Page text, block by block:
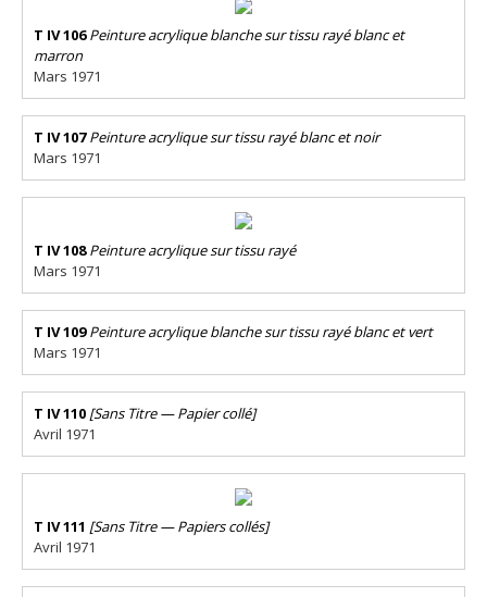
T IV 106 Peinture acrylique blanche sur tissu rayé blanc et
marron
Mars 1971
T IV 107 Peinture acrylique sur tissu rayé blanc et noir
Mars 1971
T IV 108 Peinture acrylique sur tissu rayé
Mars 1971
T IV 109 Peinture acrylique blanche sur tissu rayé blanc et vert
Mars 1971
T IV 110 [Sans Titre — Papier collé]
Avril 1971
T IV 111 [Sans Titre — Papiers collés]
Avril 1971